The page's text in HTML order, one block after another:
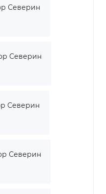
Северин
Северин
Северин
Северин